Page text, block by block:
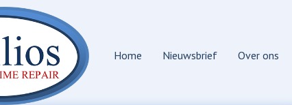
Home Nieuwsbrief Over ons